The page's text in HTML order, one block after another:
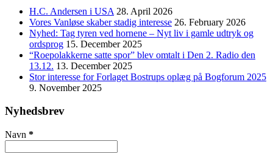
H.C. Andersen i USA 28. April 2026
Vores Vanløse skaber stadig interesse 26. February 2026
Nyhed: Tag tyren ved hornene – Nyt liv i gamle udtryk og
ordsprog 15. December 2025
“Roepolakkerne satte spor” blev omtalt i Den 2. Radio den
13.12. 13. December 2025
Stor interesse for Forlaget Bostrups oplæg på Bogforum 2025
9. November 2025
Nyhedsbrev
Navn *